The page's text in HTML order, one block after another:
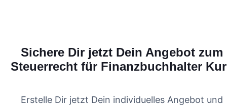
Sichere Dir jetzt Dein Angebot zum
Steuerrecht für Finanzbuchhalter
Erstelle Dir jetzt Dein individuelles Angebot und